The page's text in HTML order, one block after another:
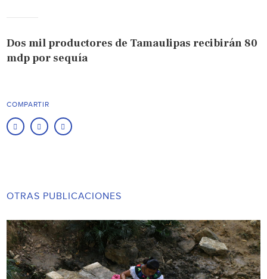
Dos mil productores de Tamaulipas recibirán 80
mdp por sequía
COMPARTIR
OTRAS PUBLICACIONES